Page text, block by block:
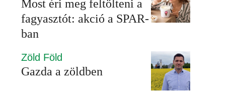
Most éri meg feltölteni a
fagyasztót: akció a SPAR-
ban
Zöld Föld
Gazda a zöldben